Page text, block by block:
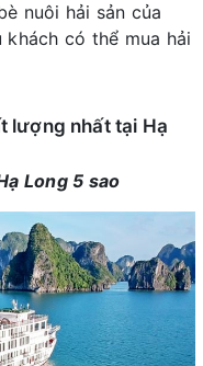
nuôi hải sản của
có thể mua hải
lượng nhất tại Hạ
Long 5 sao